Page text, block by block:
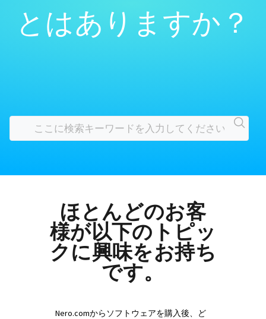
とはありますか？
ほとんどのお客
様が以下のトピッ
クに興味をお持ち
です。
Nero.comからソフトウェアを購入後、ど